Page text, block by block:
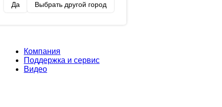
Да Выбрать другой город
Компания
Поддержка и сервис
Видео